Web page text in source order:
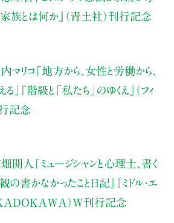
家族とは何か』（青土社）刊行記念
マリコ「地方から、女性と労働から、
」
『階級と「私たち」のゆくえ』（フィ
行記念
開人
「ミュージシャンと心理士、書く
の書かなかったこと日記』『ミドル・エ
（KADOKAWA）W刊行記念